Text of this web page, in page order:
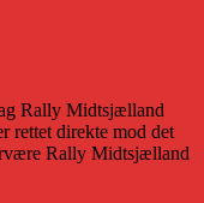
Rally Midtsjælland
rettet direkte mod det
Rally Midtsjælland